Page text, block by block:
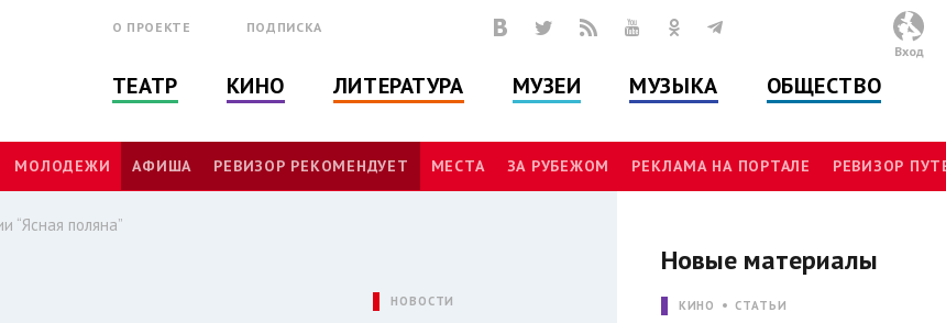
О ПРОЕКТЕ ПОДПИСКА
ТЕАТР КИНО ЛИТЕРАТУРА МУЗЕИ МУЗЫКА ОБЩЕСТВО
Вход
МОЛОДЕЖИ АФИША РЕВИЗОР РЕКОМЕНДУЕТ МЕСТА ЗА РУБЕЖОМ РЕКЛАМА НА ПОРТАЛЕ РЕВИЗОР
поляна”
НОВОСТИ
Новые материалы
КИНО СТАТЬИ